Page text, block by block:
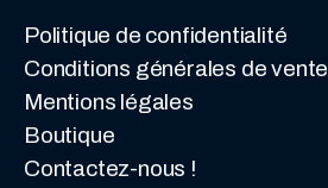
Politique de confidentialité
Conditions générales de vente
Mentions légales
Boutique
Contactez-nous !